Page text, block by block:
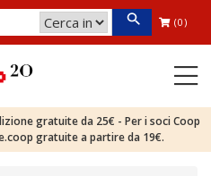
(0)
gratuite da 25€ - Per i soci Coop
gratuite a partire da 19€.